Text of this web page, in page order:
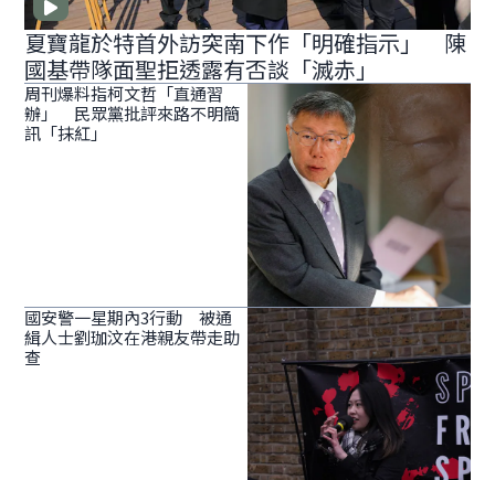
夏寶龍於特首外訪突南下作「明確指示」 陳
國基帶隊面聖拒透露有否談「滅赤」
周刊爆料指柯文哲「直通習
辦」 民眾黨批評來路不明簡
訊「抹紅」
國安警一星期內3行動 被通
緝人士劉珈汶在港親友帶走助
查